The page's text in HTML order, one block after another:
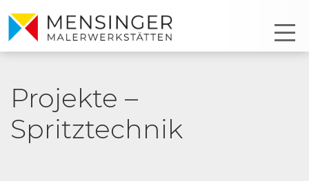
Projekte –
Spritztechnik